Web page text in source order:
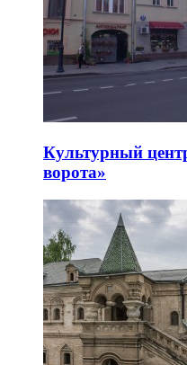
Культурный
ворота»